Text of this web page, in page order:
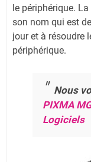
le périphérique.
son nom qui est
jour et à résoudre
périphérique.
Nous
PIXMA
Logiciels